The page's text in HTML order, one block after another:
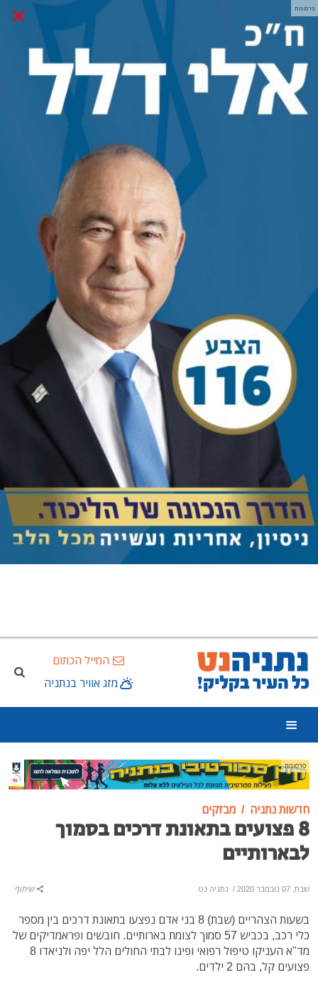
× פרסומת
המייל הכתום
מזג אוויר בנתניה
פרסומת
חדשות נתניה מבזקים
8 פצועים בתאונת דרכים בסמוך
לבארותיים
שבת, 07 נובמבר 2020 / נתניה נט שיתוף
בשעות הצהריים (שבת) 8 בני אדם נפצעו בתאונת דרכים בין מספר
כלי רכב, בכביש 57 סמוך לצומת בארותיים. חובשים ופראמדיקים של
מד"א העניקו טיפול רפואי ופינו לבתי החולים הלל יפה ולניאדו 8
פצועים קל, בהם 2 ילדים.